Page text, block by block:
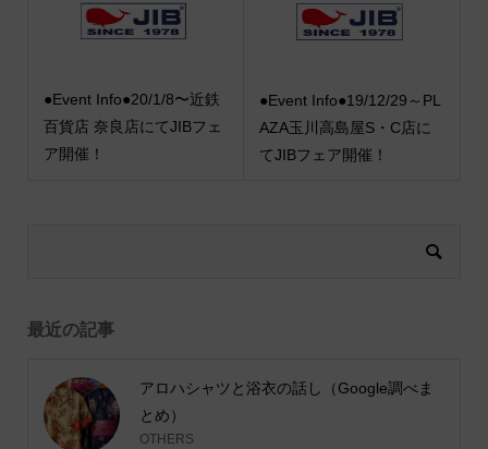
●Event Info●20/1/8〜近鉄
百貨店 奈良店にてJIBフェ
ア開催！
●Event Info●19/12/29～PL
AZA玉川高島屋S・C店に
てJIBフェア開催！
最近の記事
アロハシャツと浴衣の話し（Google調べま
とめ）
OTHERS